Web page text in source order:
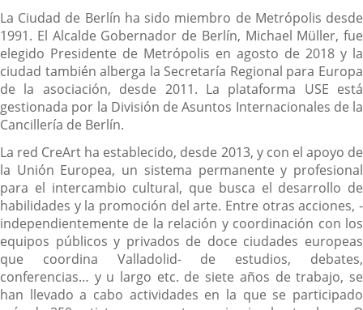
La Ciudad de Berlín ha sido miembro de Metrópolis desde
1991. El Alcalde Gobernador de Berlín, Michael Müller, fue
elegido Presidente de Metrópolis en agosto de 2018 y la
ciudad también alberga la Secretaría Regional para Europa
de la asociación, desde 2011. La plataforma USE está
gestionada por la División de Asuntos Internacionales de la
Cancillería de Berlín.
La red CreArt ha establecido, desde 2013, y con el apoyo de
la Unión Europea, un sistema permanente y profesional
para el intercambio cultural, que busca el desarrollo de
habilidades y la promoción del arte. Entre otras acciones, -
independientemente de la relación y coordinación con los
equipos públicos y privados de doce ciudades europeas
que coordina Valladolid- de estudios, debates,
conferencias… y u largo etc. de siete años de trabajo, se
han llevado a cabo actividades en la que se participado